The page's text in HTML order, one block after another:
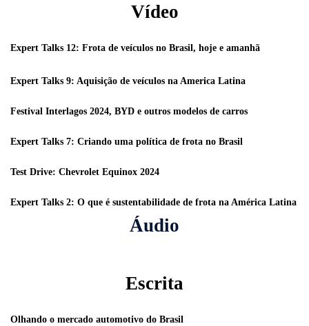
Vídeo
Expert Talks 12: Frota de veículos no Brasil, hoje e amanhã
Expert Talks 9: Aquisição de veículos na America Latina
Festival Interlagos 2024, BYD e outros modelos de carros
Expert Talks 7: Criando uma política de frota no Brasil
Test Drive: Chevrolet Equinox 2024
Expert Talks 2: O que é sustentabilidade de frota na América Latina
Áudio
Escrita
Olhando o mercado automotivo do Brasil